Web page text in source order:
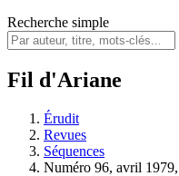
Recherche simple
Fil d'Ariane
Érudit
Revues
Séquences
Numéro 96, avril